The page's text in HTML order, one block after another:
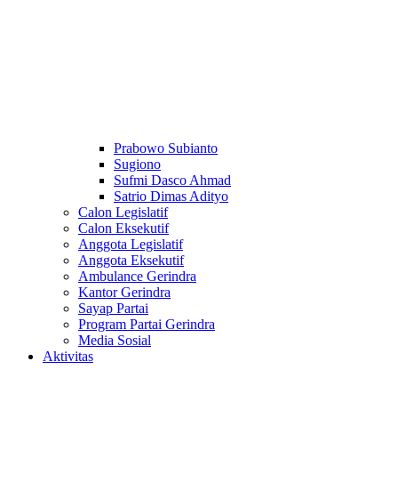
Prabowo Subianto
Sugiono
Sufmi Dasco Ahmad
Satrio Dimas Adityo
Calon Legislatif
Calon Eksekutif
Anggota Legislatif
Anggota Eksekutif
Ambulance Gerindra
Kantor Gerindra
Sayap Partai
Program Partai Gerindra
Media Sosial
Aktivitas